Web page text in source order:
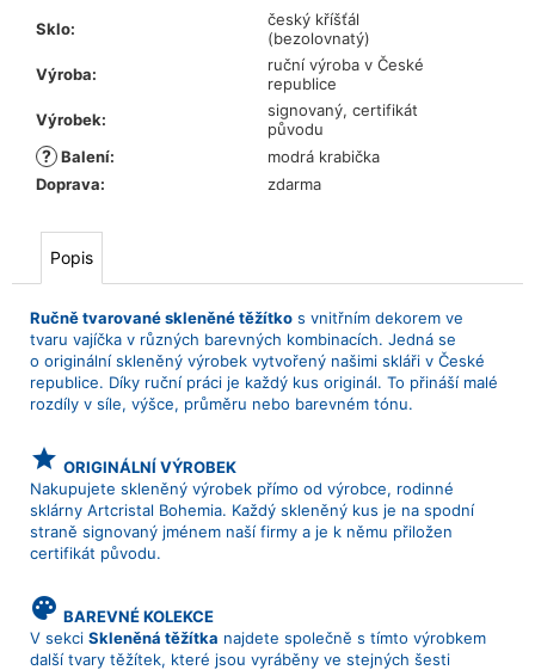
Sklo:
český kříšťál
(bezolovnatý)
Výroba:
ruční výroba v České
republice
Výrobek:
signovaný, certifikát
původu
? Balení:
modrá krabička
Doprava: zdarma
Popis
Ručně tvarované skleněné těžítko s vnitřním dekorem ve
tvaru vajíčka v různých barevných kombinacích. Jedná se
o originální skleněný výrobek vytvořený našimi skláři v České
republice. Díky ruční práci je každý kus originál. To přináší malé
rozdíly v síle, výšce, průměru nebo barevném tónu.
grade ORIGINÁLNÍ VÝROBEK
Nakupujete skleněný výrobek přímo od výrobce, rodinné
sklárny Artcristal Bohemia. Každý skleněný kus je na spodní
straně signovaný jménem naší firmy a je k němu přiložen
certifikát původu.
palette BAREVNÉ KOLEKCE
V sekci Skleněná těžítka najdete společně s tímto výrobkem
další tvary těžítek, které jsou vyráběny ve stejných šesti